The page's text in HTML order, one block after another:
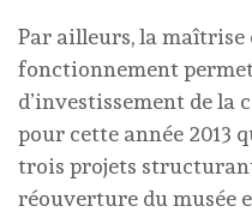
Par ailleurs, la maîtrise
fonctionnement
d’investissement de la
pour cette année 2013
trois projets
réouverture du musée